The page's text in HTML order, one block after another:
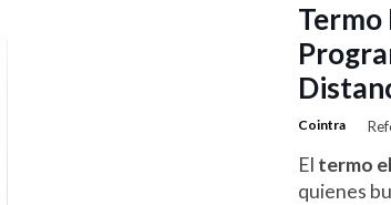
Cointra
El termo
quienes